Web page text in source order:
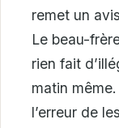
remet un
Le beau-
rien fait
matin
l’erreur de